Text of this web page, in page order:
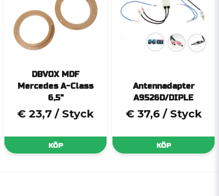
DBVOX MDF
Mercedes A-Class
6,5"
€ 23,7 / Styck
KÖP
Antennadapter
A9526D/DIPLE
€ 37,6 / Styck
KÖP